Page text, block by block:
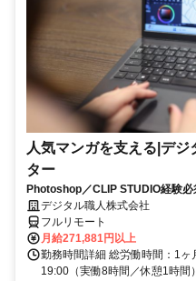
人気マンガを支える|デ
ター
Photoshop／CLIP STUDIO経験必
デジタル職人株式会社
フルリモート
月給271,881円以上
勤務時間詳細 総労働時間：1
19:00（実働8時間／休憩1時間